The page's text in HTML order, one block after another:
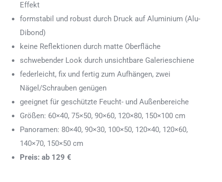
Effekt
formstabil und robust durch Druck auf Aluminium (Alu-
Dibond)
keine Reflektionen durch matte Oberfläche
schwebender Look durch unsichtbare Galerieschiene
federleicht, fix und fertig zum Aufhängen, zwei
Nägel/Schrauben genügen
geeignet für geschützte Feucht- und Außenbereiche
Größen: 60×40, 75×50, 90×60, 120×80, 150×100 cm
Panoramen: 80×40, 90×30, 100×50, 120×40, 120×60,
140×70, 150×50 cm
Preis: ab 129 €